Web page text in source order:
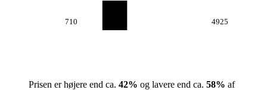
710 4925
Prisen er højere end ca. 42% og lavere end ca. 58% af